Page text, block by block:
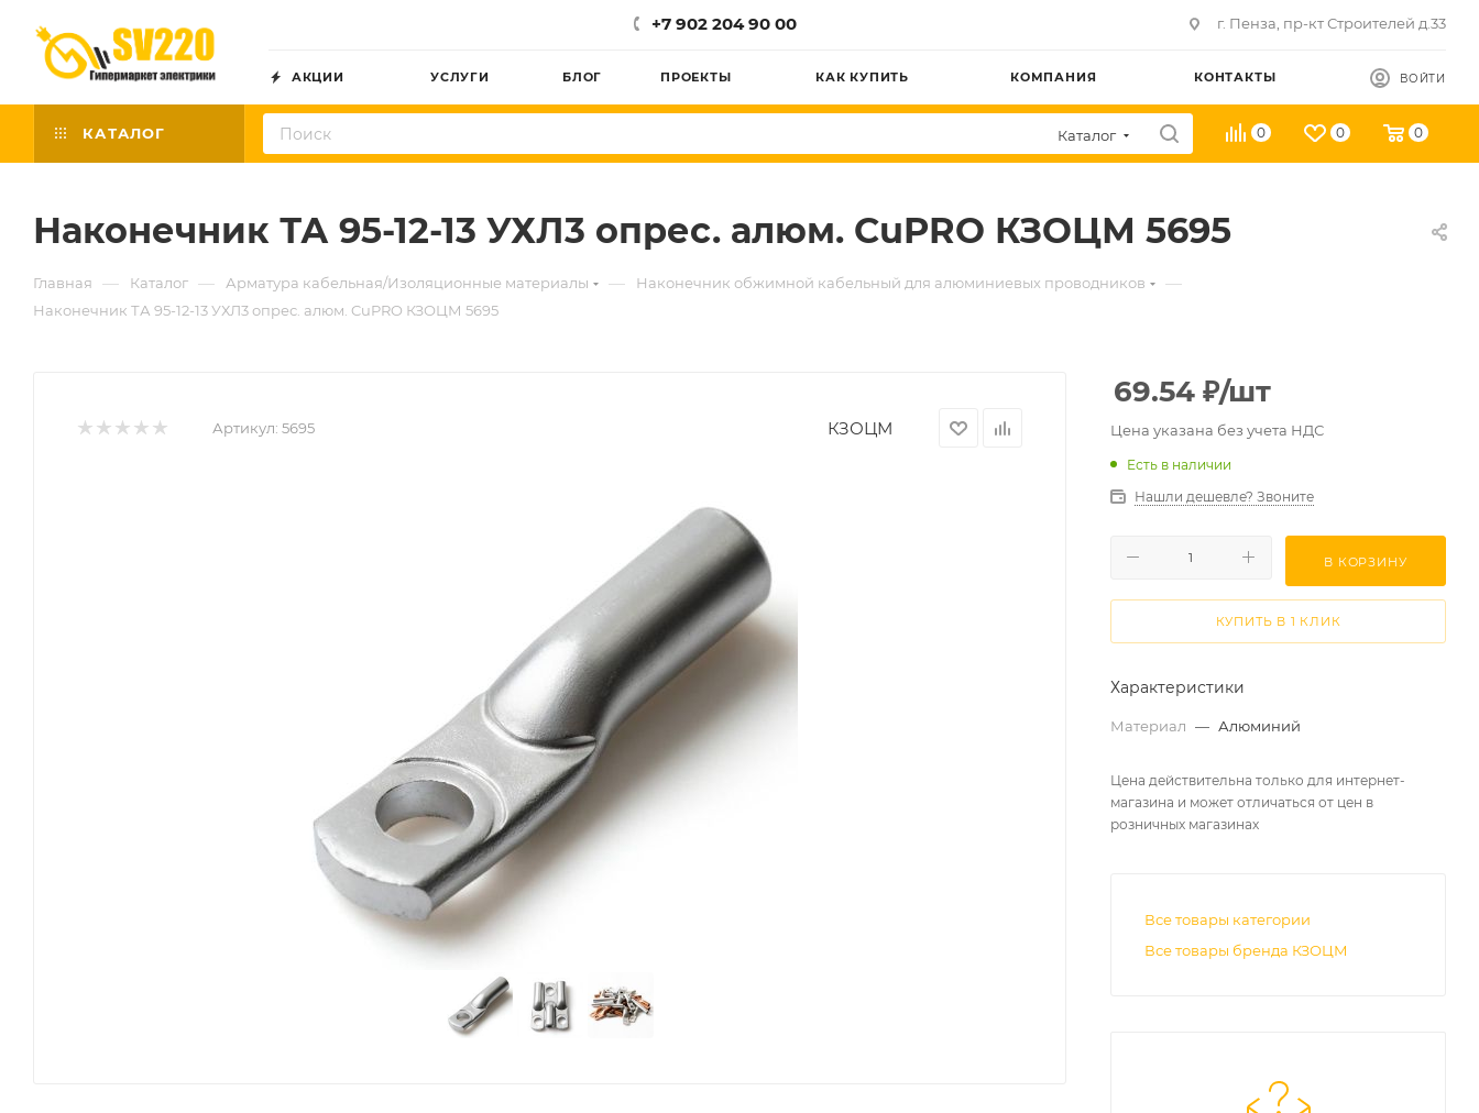
+7 902 204 90 00 г. Пенза, пр-кт Строителей д.33
АКЦИИ УСЛУГИ БЛОГ ПРОЕКТЫ КАК КУПИТЬ КОМПАНИЯ КОНТАКТЫ ВОЙТИ
КАТАЛОГ Каталог 0 0 0
Наконечник ТА 95-12-13 УХЛ3 опрес. алюм. CuPRO КЗОЦМ 5695
Главная — Каталог — Арматура кабельная/Изоляционные материалы — Наконечник обжимной кабельный для алюминиевых проводников —
Наконечник ТА 95-12-13 УХЛ3 опрес. алюм. CuPRO КЗОЦМ 5695
Артикул: 5695 КЗОЦМ
69.54 ₽/шт
Цена указана без учета НДС
Есть в наличии
Нашли дешевле? Звоните
В КОРЗИНУ
КУПИТЬ В 1 КЛИК
Характеристики
Материал — Алюминий
Цена действительна только для интернет-
магазина и может отличаться от цен в
розничных магазинах
Все товары категории
Все товары бренда КЗОЦМ